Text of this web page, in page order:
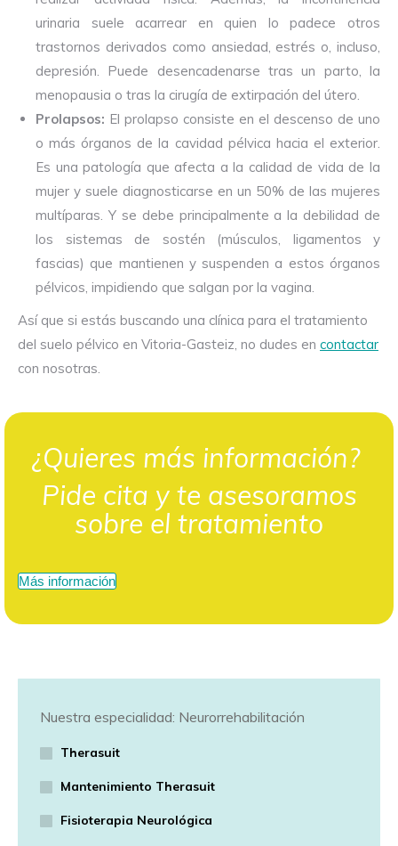
urinaria suele acarrear en quien lo padece otros
trastornos derivados como ansiedad, estrés o, incluso,
depresión. Puede desencadenarse tras un parto, la
menopausia o tras la cirugía de extirpación del útero.
Prolapsos: El prolapso consiste en el descenso de uno
o más órganos de la cavidad pélvica hacia el exterior.
Es una patología que afecta a la calidad de vida de la
mujer y suele diagnosticarse en un 50% de las mujeres
multíparas. Y se debe principalmente a la debilidad de
los sistemas de sostén (músculos, ligamentos y
fascias) que mantienen y suspenden a estos órganos
pélvicos, impidiendo que salgan por la vagina.
Así que si estás buscando una clínica para el tratamiento
del suelo pélvico en Vitoria-Gasteiz, no dudes en contactar
con nosotras.
¿Quieres más información?
Pide cita y te asesoramos
sobre el tratamiento
Más información
Nuestra especialidad: Neurorrehabilitación
Therasuit
Mantenimiento Therasuit
Fisioterapia Neurológica